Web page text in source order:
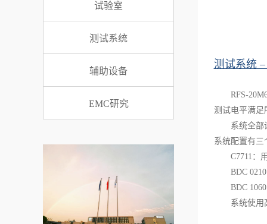
试验室
测试系统
辅助设备
EMC研究
测试系统
RFS-
测试电平满足
系统全部
系统配置有三
C7711：
BDC
BDC
系统使用